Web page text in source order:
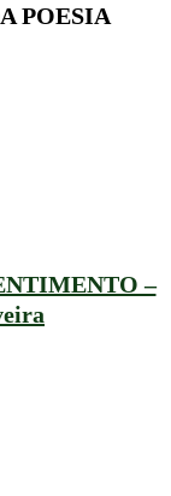
POESIA
–